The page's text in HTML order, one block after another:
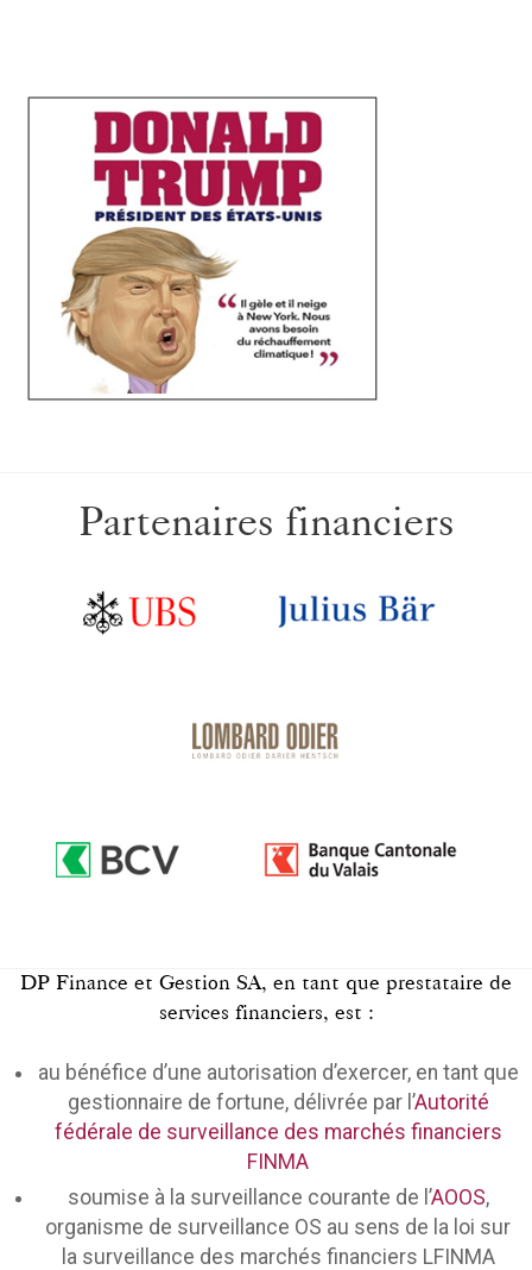
Partenaires financiers
DP Finance et Gestion SA, en tant que prestataire de
services financiers, est :
au bénéfice d’une autorisation d’exercer, en tant que
gestionnaire de fortune, délivrée par l’Autorité
fédérale de surveillance des marchés financiers
FINMA
soumise à la surveillance courante de l’AOOS,
organisme de surveillance OS au sens de la loi sur
la surveillance des marchés financiers LFINMA